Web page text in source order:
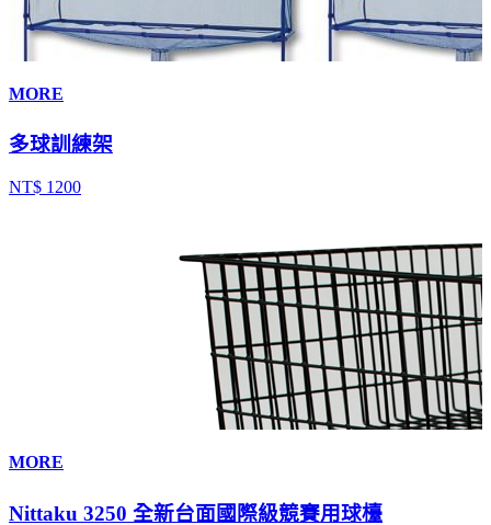
MORE
多球訓練架
NT$ 1200
MORE
Nittaku 3250 全新台面國際級競賽用球檯